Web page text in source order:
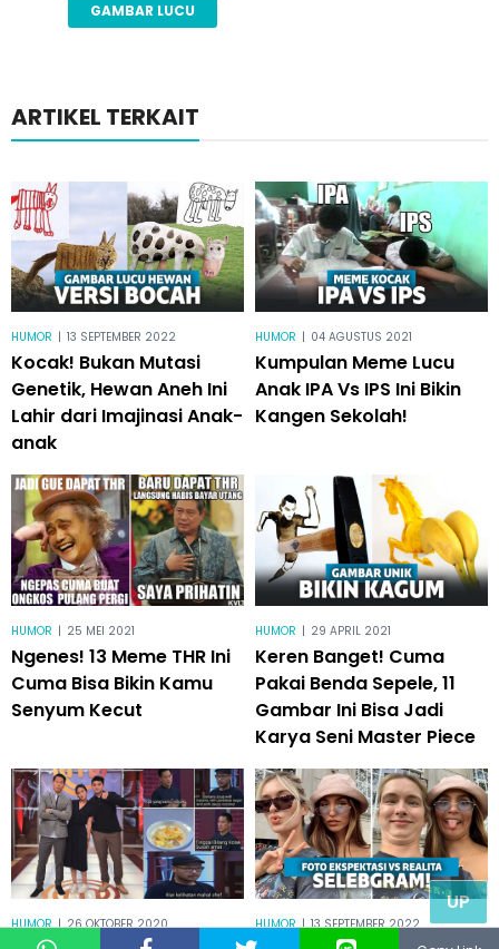
GAMBAR LUCU
ARTIKEL TERKAIT
HUMOR | 13 SEPTEMBER 2022
Kocak! Bukan Mutasi
Genetik, Hewan Aneh Ini
Lahir dari Imajinasi Anak-
anak
HUMOR | 04 AGUSTUS 2021
Kumpulan Meme Lucu
Anak IPA Vs IPS Ini Bikin
Kangen Sekolah!
HUMOR | 25 MEI 2021
Ngenes! 13 Meme THR Ini
Cuma Bisa Bikin Kamu
Senyum Kecut
HUMOR | 29 APRIL 2021
Keren Banget! Cuma
Pakai Benda Sepele, 11
Gambar Ini Bisa Jadi
Karya Seni Master Piece
HUMOR | 26 OKTOBER 2020 HUMOR | 13 SEPTEMBER 2022
UP